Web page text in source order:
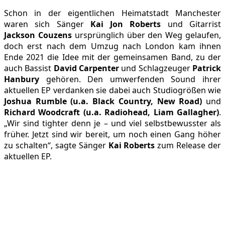
Schon in der eigentlichen Heimatstadt Manchester
waren sich Sänger Kai Jon Roberts und Gitarrist
Jackson Couzensursprünglich über den Weg gelaufen,
doch erst nach dem Umzug nach London kam ihnen
Ende 2021 die Idee mit der gemeinsamen Band, zu der
auch Bassist David Carpenter und Schlagzeuger Patrick
Hanbury gehören. Den umwerfenden Sound ihrer
aktuellen EP verdanken sie dabei auch Studiogrößen wie
Joshua Rumble (u.a. Black Country, New Road) und
Richard Woodcraft (u.a. Radiohead, Liam Gallagher).
„Wir sind tighter denn je – und viel selbstbewusster als
früher. Jetzt sind wir bereit, um noch einen Gang höher
zu schalten“, sagte Sänger Kai Roberts zum Release der
aktuellen EP.